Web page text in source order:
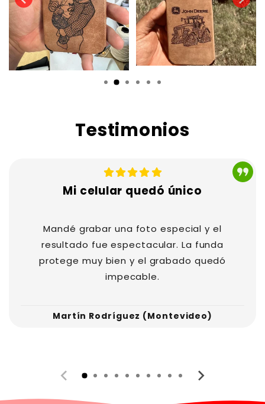
El grabado quedó
Muchas gracias. La calidad es
persona se ve mucho mejor que
Testimonios
Mi celular quedó único
Mandé grabar una foto especial y el
resultado fue espectacular. La funda
protege muy bien y el grabado quedó
impecable.
Martín Rodríguez (Montevideo)